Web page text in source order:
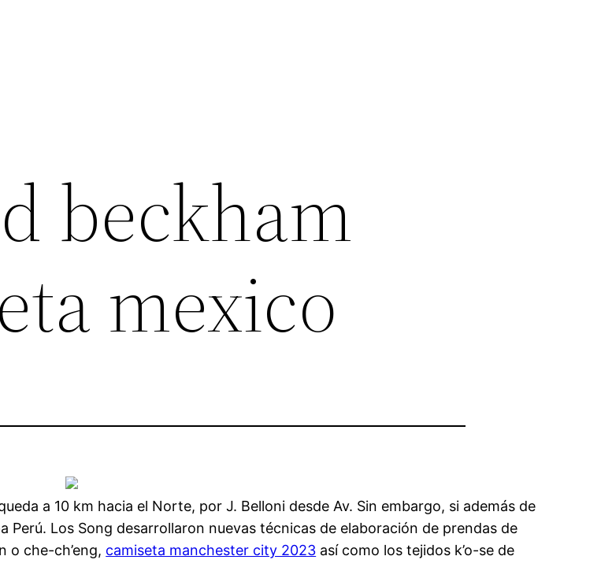
beckham
mexico
a 10 km hacia el Norte, por J. Belloni desde Av. Sin embargo, si además de
Perú. Los Song desarrollaron nuevas técnicas de elaboración de prendas de
o che-ch’eng, camiseta manchester city 2023 así como los tejidos k’o-se de